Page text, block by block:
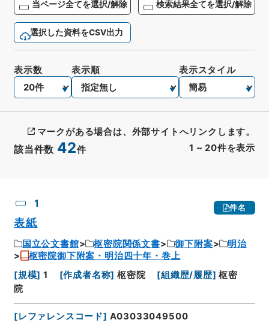
当ページ全てを選択/解除 検索結果全てを選択/解除
選択した資料をCSV出力
該当件数 42件 1 ~ 20件を表示
表示数 表示順 表示スタイル
マークがある場合は、外部サイトへリンクします。
1 件名
表紙
国立公文書館 枢密院関係文書 御下附案
明治
枢密院御下附案・明治四十年・巻上
[規模] 1 [作成者名称] 枢密院 [組織歴/履歴] 枢密
院
[レファレンスコード] A03033049500